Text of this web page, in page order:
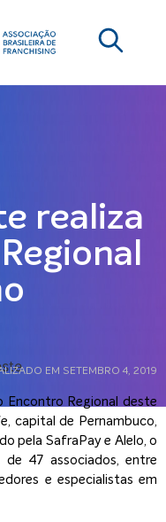
realiza
EM SETEMBRO 4, 2019
Encontro Regional deste
capital de Pernambuco,
pela SafraPay e Alelo, o
47 associados, entre
e especialistas em